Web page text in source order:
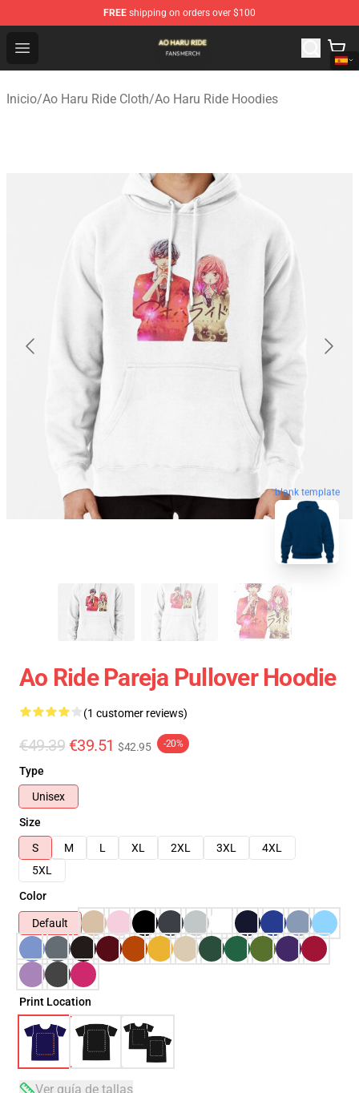
FREE shipping on orders over $100
Open menu
Ao Haru Ride Shop - Official Ao Haru Ride Merchandise
Inicio/Ao Haru Ride Cloth/Ao Haru Ride Hoodies
blank template
Ao Ride Pareja Pullover Hoodie
(1 customer reviews)
€49.39 €39.51 $42.95 -20%
Type
Unisex
Size
S
M L XL 2XL 3XL
4XL
5XL
Color
Default
Print Location
Ver guía de tallas